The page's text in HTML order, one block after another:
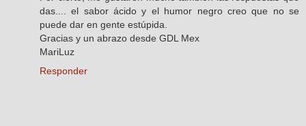
das.... el sabor ácido y el humor negro creo que no se
puede dar en gente estúpida.
Gracias y un abrazo desde GDL Mex
MariLuz
Responder